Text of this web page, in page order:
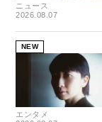
ニュース
2026.08.07
NEW
エンタメ